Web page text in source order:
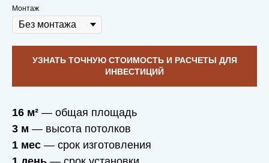
Монтаж
УЗНАТЬ ТОЧНУЮ СТОИМОСТЬ И РАСЧЕТЫ ДЛЯ
ИНВЕСТИЦИЙ
16 м² — общая площадь
3 м — высота потолков
1 мес — срок изготовления